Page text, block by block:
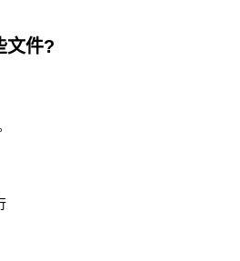
文件?